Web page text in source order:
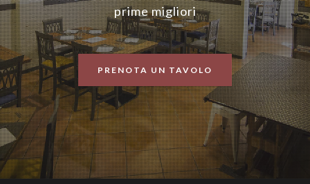
prime migliori
PRENOTA UN TAVOLO